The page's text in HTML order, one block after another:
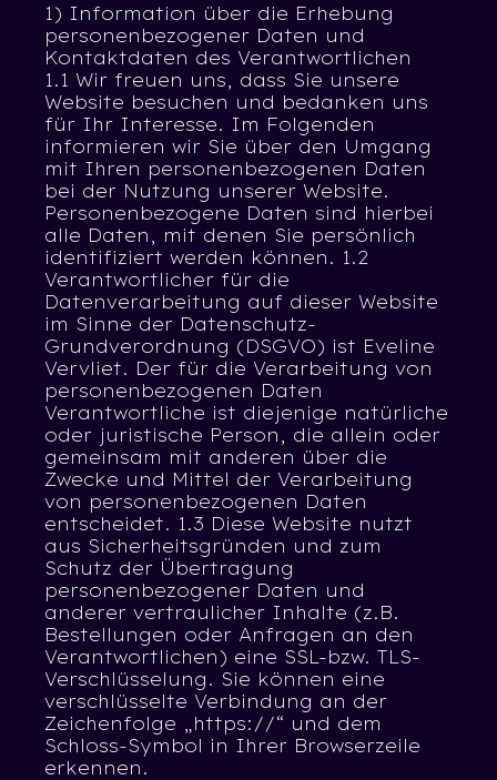
1) Information über die Erhebung
personenbezogener Daten und
Kontaktdaten des Verantwortlichen
1.1 Wir freuen uns, dass Sie unsere
Website besuchen und bedanken uns
für Ihr Interesse. Im Folgenden
informieren wir Sie über den Umgang
mit Ihren personenbezogenen Daten
bei der Nutzung unserer Website.
Personenbezogene Daten sind hierbei
alle Daten, mit denen Sie persönlich
identifiziert werden können. 1.2
Verantwortlicher für die
Datenverarbeitung auf dieser Website
im Sinne der Datenschutz-
Grundverordnung (DSGVO) ist Eveline
Vervliet. Der für die Verarbeitung von
personenbezogenen Daten
Verantwortliche ist diejenige natürliche
oder juristische Person, die allein oder
gemeinsam mit anderen über die
Zwecke und Mittel der Verarbeitung
von personenbezogenen Daten
entscheidet. 1.3 Diese Website nutzt
aus Sicherheitsgründen und zum
Schutz der Übertragung
personenbezogener Daten und
anderer vertraulicher Inhalte (z.B.
Bestellungen oder Anfragen an den
Verantwortlichen) eine SSL-bzw. TLS-
Verschlüsselung. Sie können eine
verschlüsselte Verbindung an der
Zeichenfolge „https://“ und dem
Schloss-Symbol in Ihrer Browserzeile
erkennen.